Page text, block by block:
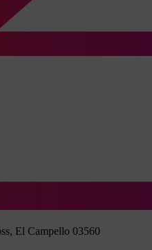
El Campello 03560